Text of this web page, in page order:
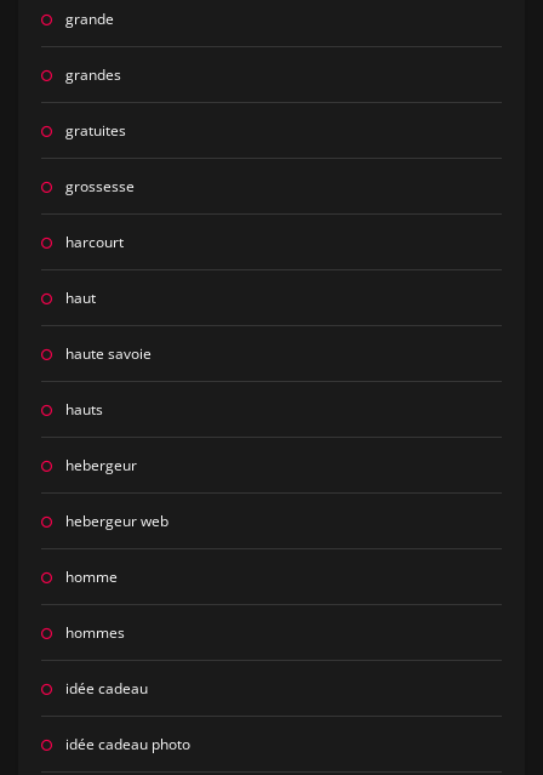
grande
grandes
gratuites
grossesse
harcourt
haut
haute savoie
hauts
hebergeur
hebergeur web
homme
hommes
idée cadeau
idée cadeau photo